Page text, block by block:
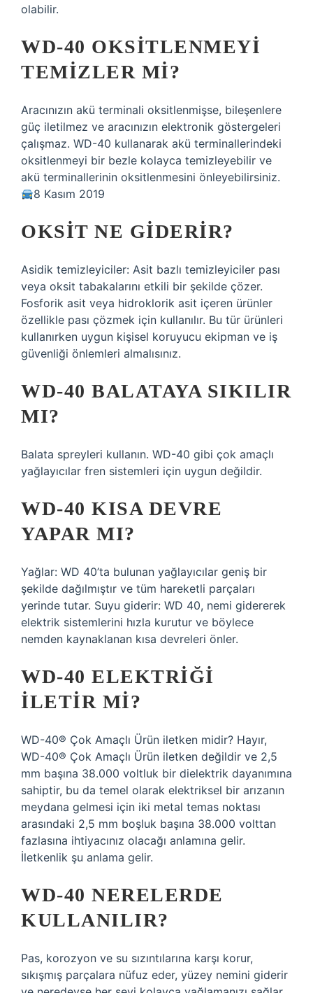
olabilir.
WD-40 OKSITLENMEYI
TEMIZLER MI?
Aracınızın akü terminali oksitlenmişse, bileşenlere
güç iletilmez ve aracınızın elektronik göstergeleri
çalışmaz. WD-40 kullanarak akü terminallerindeki
oksitlenmeyi bir bezle kolayca temizleyebilir ve
akü terminallerinin oksitlenmesini önleyebilirsiniz.
8 Kasım 2019
OKSIT NE GIDERIR?
Asidik temizleyiciler: Asit bazlı temizleyiciler pası
veya oksit tabakalarını etkili bir şekilde çözer.
Fosforik asit veya hidroklorik asit içeren ürünler
özellikle pası çözmek için kullanılır. Bu tür ürünleri
kullanırken uygun kişisel koruyucu ekipman ve iş
güvenliği önlemleri almalısınız.
WD-40 BALATAYA SIKILIR
MI?
Balata spreyleri kullanın. WD-40 gibi çok amaçlı
yağlayıcılar fren sistemleri için uygun değildir.
WD-40 KISA DEVRE
YAPAR MI?
Yağlar: WD 40’ta bulunan yağlayıcılar geniş bir
şekilde dağılmıştır ve tüm hareketli parçaları
yerinde tutar. Suyu giderir: WD 40, nemi gidererek
elektrik sistemlerini hızla kurutur ve böylece
nemden kaynaklanan kısa devreleri önler.
WD-40 ELEKTRIĞI
ILETIR MI?
WD-40® Çok Amaçlı Ürün iletken midir? Hayır,
WD-40® Çok Amaçlı Ürün iletken değildir ve 2,5
mm başına 38.000 voltluk bir dielektrik dayanımına
sahiptir, bu da temel olarak elektriksel bir arızanın
meydana gelmesi için iki metal temas noktası
arasındaki 2,5 mm boşluk başına 38.000 volttan
fazlasına ihtiyacınız olacağı anlamına gelir.
İletkenlik şu anlama gelir.
WD-40 NERELERDE
KULLANILIR?
Pas, korozyon ve su sızıntılarına karşı korur,
sıkışmış parçalara nüfuz eder, yüzey nemini giderir